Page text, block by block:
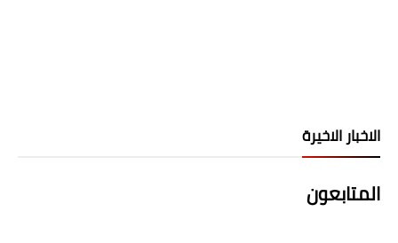
الاخبار الاخيرة
المتابعون